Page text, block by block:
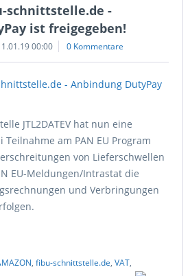
schnittstelle.de -
ist freigegeben!
00:00 0 Kommentare
JTL2DATEV hat nun eine
Teilnahme am PAN EU Program
von Lieferschwellen
EU-Meldungen/Intrastat die
und Verbringungen
, fibu-schnittstelle.de, VAT,